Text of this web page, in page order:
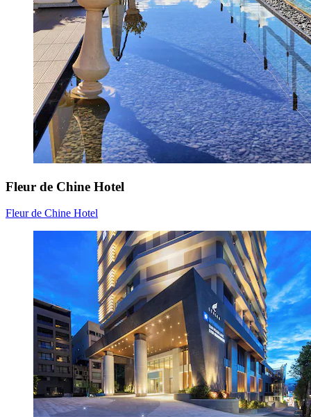
Fleur de Chine Hotel
Fleur de Chine Hotel